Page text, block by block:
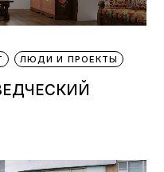
ЛЮДИ И ПРОЕКТЫ